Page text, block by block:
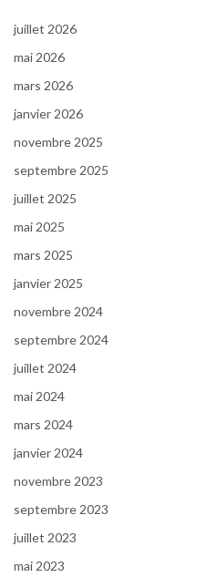
juillet 2026
mai 2026
mars 2026
janvier 2026
novembre 2025
septembre 2025
juillet 2025
mai 2025
mars 2025
janvier 2025
novembre 2024
septembre 2024
juillet 2024
mai 2024
mars 2024
janvier 2024
novembre 2023
septembre 2023
juillet 2023
mai 2023